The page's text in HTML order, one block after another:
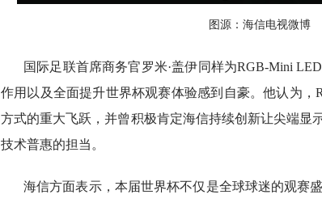
图源：海信电视微博
国际足联首席商务官罗米·盖伊同样为RGB-Mini
作用以及全面提升世界杯观赛体验感到自豪。他认为，
方式的重大飞跃，并曾积极肯定海信持续创新让尖端显
技术普惠的担当。
海信方面表示，本届世界杯不仅是全球球迷的观赛